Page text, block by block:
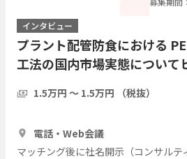
インタビュー
プラント配管防食における
工法の国内市場実態について
1.5万円 〜 1.5万円 （税抜）
電話・Web会議
マッチング後に社名開示（コンサルテ